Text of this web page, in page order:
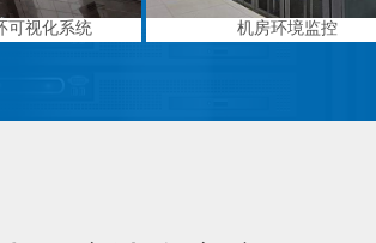
可视化系统 机房环境监控